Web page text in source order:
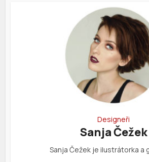
Designeři
Sanja Čežek
Sanja Čežek je ilustrátorka a